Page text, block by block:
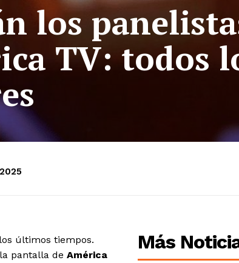
los
TV: todos
últimos tiempos.
pantalla de América
Más